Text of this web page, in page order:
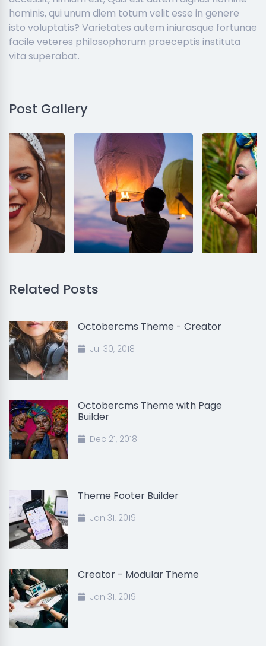
hominis, qui unum diem totum velit esse in genere
isto voluptatis? Varietates autem iniurasque fortunae
facile veteres philosophorum praeceptis instituta
vita superabat.
Post Gallery
Related Posts
Octobercms Theme - Creator
Jul 30, 2018
Octobercms Theme with Page
Builder
Dec 21, 2018
Theme Footer Builder
Jan 31, 2019
Creator - Modular Theme
Jan 31, 2019